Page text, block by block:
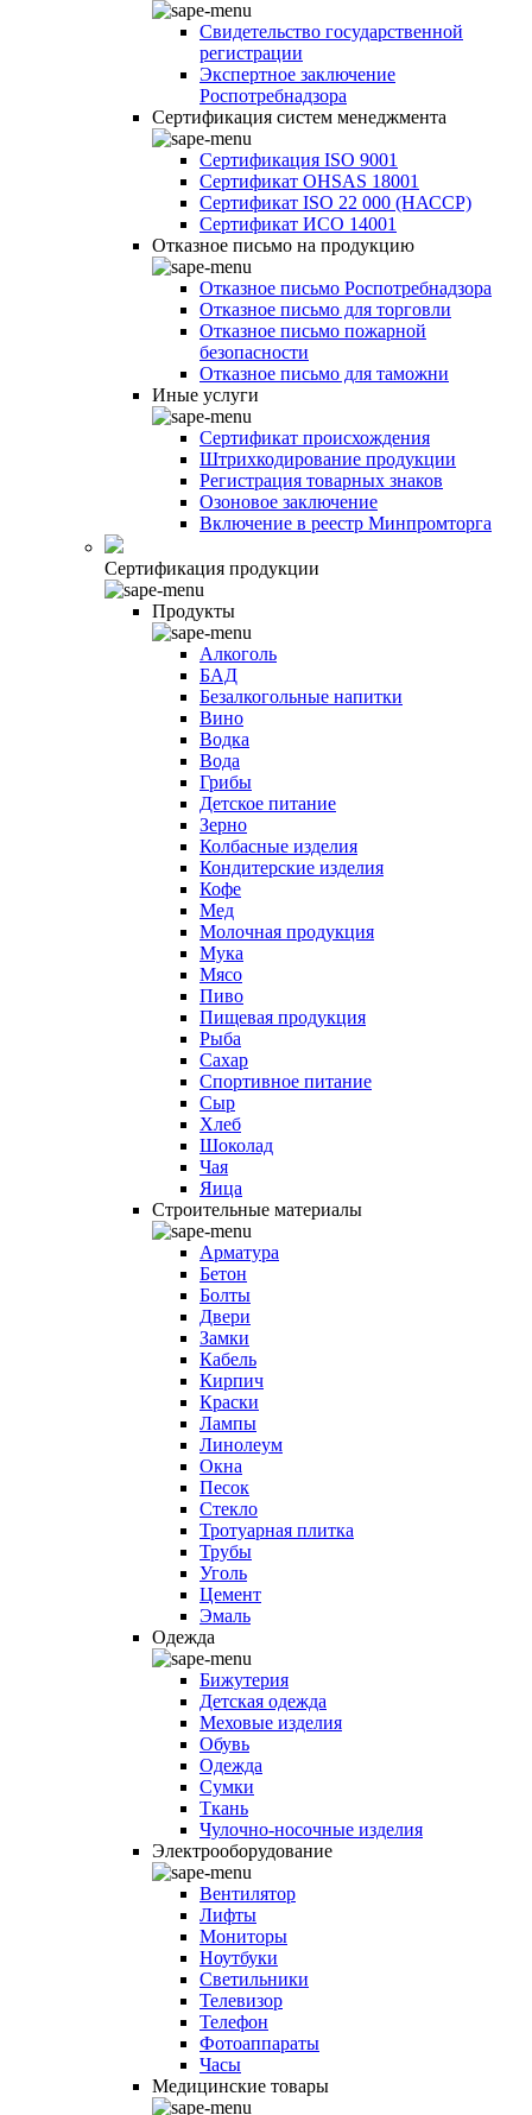
Свидетельство государственной
регистрации
Экспертное заключение
Роспотребнадзора
Сертификация систем менеджмента
Сертификация ISO 9001
Сертификат OHSAS 18001
Сертификат ISO 22 000 (НАССР)
Сертификат ИСО 14001
Отказное письмо на продукцию
Отказное письмо Роспотребнадзора
Отказное письмо для торговли
Отказное письмо пожарной
безопасности
Отказное письмо для таможни
Иные услуги
Сертификат происхождения
Штрихкодирование продукции
Регистрация товарных знаков
Озоновое заключение
Включение в реестр Минпромторга
Сертификация продукции
Продукты
Алкоголь
БАД
Безалкогольные напитки
Вино
Водка
Вода
Грибы
Детское питание
Зерно
Колбасные изделия
Кондитерские изделия
Кофе
Мед
Молочная продукция
Мука
Мясо
Пиво
Пищевая продукция
Рыба
Сахар
Спортивное питание
Сыр
Хлеб
Шоколад
Чая
Яица
Строительные материалы
Арматура
Бетон
Болты
Двери
Замки
Кабель
Кирпич
Краски
Лампы
Линолеум
Окна
Песок
Стекло
Тротуарная плитка
Трубы
Уголь
Цемент
Эмаль
Одежда
Бижутерия
Детская одежда
Меховые изделия
Обувь
Одежда
Сумки
Ткань
Чулочно-носочные изделия
Электрооборудование
Вентилятор
Лифты
Мониторы
Ноутбуки
Светильники
Телевизор
Телефон
Фотоаппараты
Часы
Медицинские товары